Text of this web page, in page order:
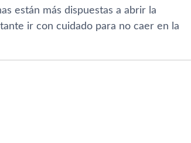
están más dispuestas a abrir la
ir con cuidado para no caer en la